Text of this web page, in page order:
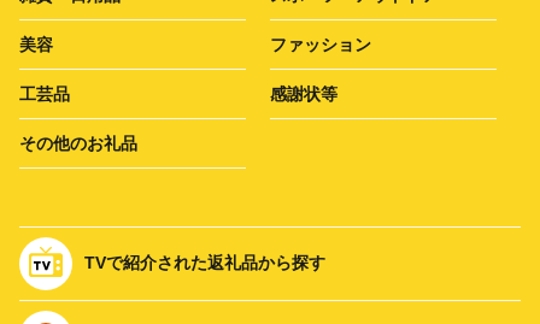
美容 ファッション
工芸品 感謝状等
その他のお礼品
TVで紹介された返礼品から探す